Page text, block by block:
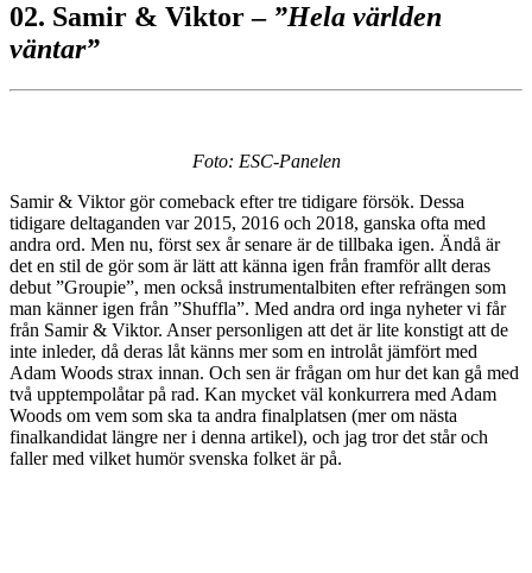
02. Samir & Viktor – ”Hela världen
väntar”
Foto: ESC-Panelen
Samir & Viktor gör comeback efter tre tidigare försök. Dessa
tidigare deltaganden var 2015, 2016 och 2018, ganska ofta med
andra ord. Men nu, först sex år senare är de tillbaka igen. Ändå är
det en stil de gör som är lätt att känna igen från framför allt deras
debut ”Groupie”, men också instrumentalbiten efter refrängen som
man känner igen från ”Shuffla”. Med andra ord inga nyheter vi får
från Samir & Viktor. Anser personligen att det är lite konstigt att de
inte inleder, då deras låt känns mer som en introlåt jämfört med
Adam Woods strax innan. Och sen är frågan om hur det kan gå med
två upptempolåtar på rad. Kan mycket väl konkurrera med Adam
Woods om vem som ska ta andra finalplatsen (mer om nästa
finalkandidat längre ner i denna artikel), och jag tror det står och
faller med vilket humör svenska folket är på.